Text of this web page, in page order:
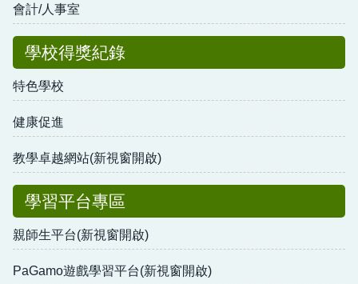
會計/人事室
學校得獎紀錄
特色學校
健康促進
教學卓越網站(新視窗開啟)
學習平台專區
親師生平台(新視窗開啟)
PaGamo遊戲學習平台(新視窗開啟)